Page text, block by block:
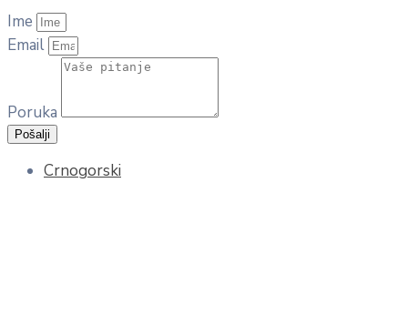
Ime
Email
Poruka
Pošalji
Crnogorski